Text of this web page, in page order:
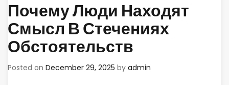
Почему Люди Находят
Смысл В Стечениях
Обстоятельств
Posted on December 29, 2025 by admin